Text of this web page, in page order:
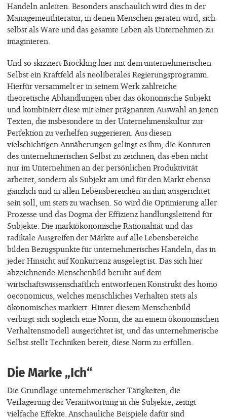
Handeln anleiten. Besonders anschaulich wird dies in der
Managementliteratur, in denen Menschen geraten wird, sich
selbst als Ware und das gesamte Leben als Unternehmen zu
imaginieren.
Und so skizziert Bröckling hier mit dem unternehmerischen
Selbst ein Kraftfeld als neoliberales Regierungsprogramm.
Hierfür versammelt er in seinem Werk zahlreiche
theoretische Abhandlungen über das ökonomische Subjekt
und kombiniert diese mit einer prägnanten Auswahl an jenen
Texten, die insbesondere in der Unternehmenskultur zur
Perfektion zu verhelfen suggerieren. Aus diesen
vielschichtigen Annäherungen gelingt es ihm, die Konturen
des unternehmerischen Selbst zu zeichnen, das eben nicht
nur im Unternehmen an der persönlichen Produktivität
arbeitet, sondern als Subjekt am und für den Markt ebenso
gänzlich und in allen Lebensbereichen an ihm ausgerichtet
sein soll, um stets zu wachsen. So wird die Optimierung aller
Prozesse und das Dogma der Effizienz handlungsleitend für
Subjekte. Die marktökonomische Rationalität und das
radikale Ausgreifen der Märkte auf alle Lebensbereiche
bilden Bezugspunkte für unternehmerisches Handeln, das in
jeder Hinsicht auf Konkurrenz ausgelegt ist. Das sich hier
abzeichnende Menschenbild beruht auf dem
wirtschaftswissenschaftlich entworfenen Konstrukt des homo
oeconomicus, welches menschliches Verhalten stets als
ökonomisches markiert. Hinter diesem Menschenbild
verbirgt sich sogleich eine Norm, die an einem ökonomischen
Verhaltensmodell ausgerichtet ist, und das unternehmerische
Selbst stellt Techniken bereit, diese Norm zu erfüllen.
Die Marke „Ich“
Die Grundlage unternehmerischer Tätigkeiten, die
Verlagerung der Verantwortung in die Subjekte, zeitigt
vielfache Effekte. Anschauliche Beispiele dafür sind